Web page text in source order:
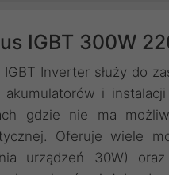
IGBT 300W
IGBT Inverter służy do
akumulatorów i
gdzie nie ma
Oferuje wiele
urządzeń 30W)